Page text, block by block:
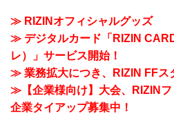
≫ RIZINオフィシャルグッズ
≫ デジタルカード「RIZIN
レ）」サービス開始！
≫ 業務拡大につき、RIZIN FFス
≫【企業様向け】大会、RIZIN
企業タイアップ募集中！